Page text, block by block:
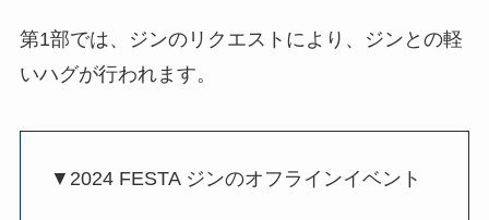
第1部では、ジンのリクエストにより、ジンとの軽
いハグが行われます。
▼2024 FESTA ジンのオフラインイベント